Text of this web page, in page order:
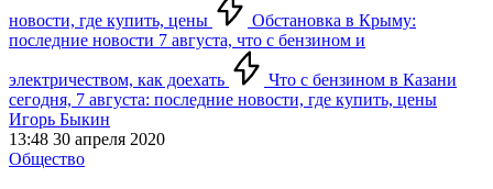
новости, где купить, цены
Обстановка в Крыму:
последние новости 7 августа, что с бензином и
электричеством, как доехать
Что с бензином в Казани
сегодня, 7 августа: последние новости, где купить, цены
Игорь Быкин
13:48 30 апреля 2020
Общество